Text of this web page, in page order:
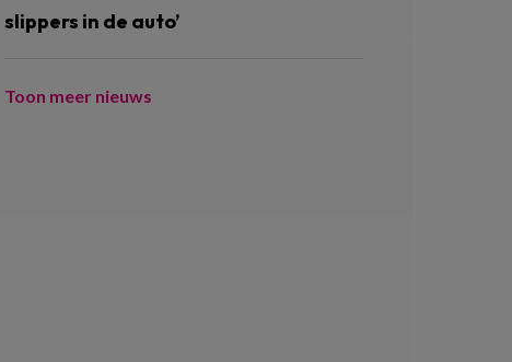
slippers in de auto’
Toon meer nieuws